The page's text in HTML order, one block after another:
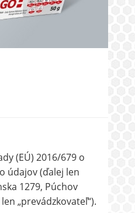
(EÚ) 2016/679 o
údajov (ďalej len
1279, Púchov
„prevádzkovateľ“).